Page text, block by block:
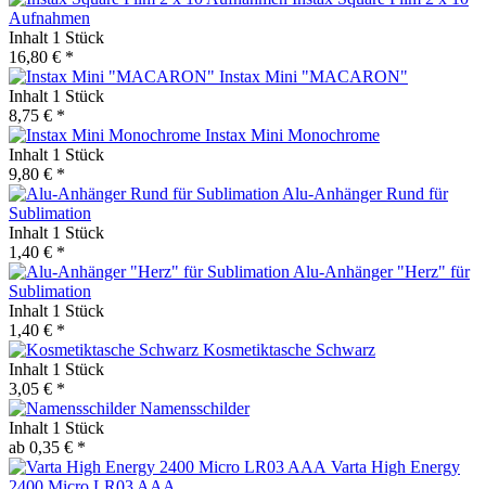
Aufnahmen
Inhalt 1 Stück
16,80 € *
Instax Mini "MACARON"
Inhalt 1 Stück
8,75 € *
Instax Mini Monochrome
Inhalt 1 Stück
9,80 € *
Alu-Anhänger Rund für
Sublimation
Inhalt 1 Stück
1,40 € *
Alu-Anhänger "Herz" für
Sublimation
Inhalt 1 Stück
1,40 € *
Kosmetiktasche Schwarz
Inhalt 1 Stück
3,05 € *
Namensschilder
Inhalt 1 Stück
ab 0,35 € *
Varta High Energy